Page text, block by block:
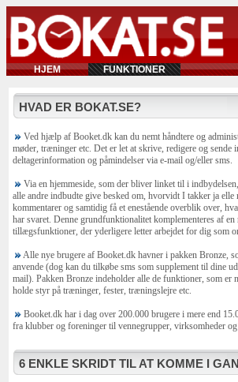
HJEM FUNKTIONER
HVAD ER BOKAT.SE?
Ved hjælp af Booket.dk kan du nemt håndtere og
møder, træninger etc. Det er let at skrive, redigere og sende
deltagerinformation og påmindelser via e-mail og/eller sms.
Via en hjemmeside, som der bliver linket til i
alle andre indbudte give besked om, hvorvidt I takker ja elle
kommentarer og samtidig få et enestående overblik over,
har svaret. Denne grundfunktionalitet komplementeres af
tillægsfunktioner, der yderligere letter arbejdet for dig som
Alle nye brugere af Booket.dk havner i pakken Bronze,
anvende (dog kan du tilkøbe sms som supplement til dine
mail). Pakken Bronze indeholder alle de funktioner, som er
holde styr på træninger, fester, træningslejre etc.
Booket.dk har i dag over 200.000 brugere i mere end
fra klubber og foreninger til vennegrupper, virksomheder og
6 ENKLE SKRIDT TIL AT KOMME I